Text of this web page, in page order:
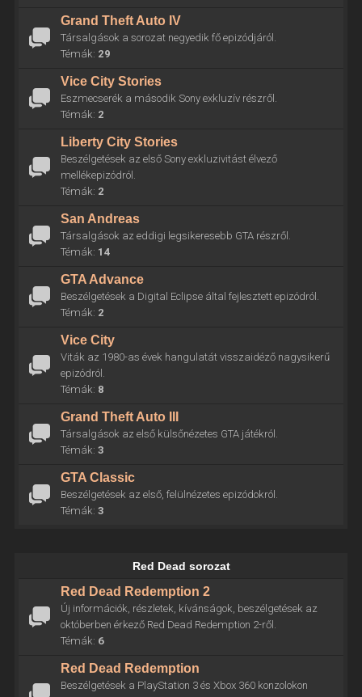
Grand Theft Auto IV
Társalgások a sorozat negyedik fő epizódjáról.
Témák: 29
Vice City Stories
Eszmecserék a második Sony exkluzív részről.
Témák: 2
Liberty City Stories
Beszélgetések az első Sony exkluzivitást élvező
mellékepizódról.
Témák: 2
San Andreas
Társalgások az eddigi legsikeresebb GTA részről.
Témák: 14
GTA Advance
Beszélgetések a Digital Eclipse által fejlesztett epizódról.
Témák: 2
Vice City
Viták az 1980-as évek hangulatát visszaidéző nagysikerű
epizódról.
Témák: 8
Grand Theft Auto III
Társalgások az első külsőnézetes GTA játékról.
Témák: 3
GTA Classic
Beszélgetések az első, felülnézetes epizódokról.
Témák: 3
Red Dead sorozat
Red Dead Redemption 2
Új információk, részletek, kívánságok, beszélgetések az
októberben érkező Red Dead Redemption 2-ről.
Témák: 6
Red Dead Redemption
Beszélgetések a PlayStation 3 és Xbox 360 konzolokon